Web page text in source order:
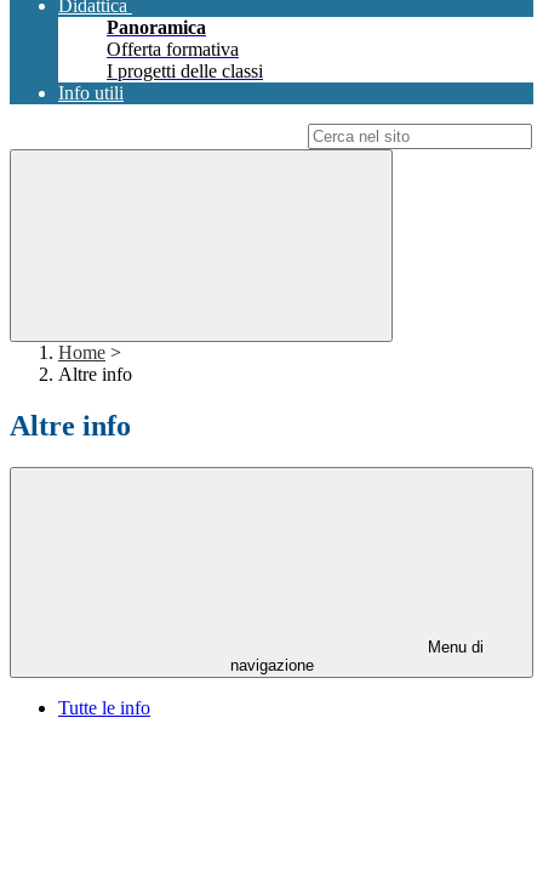
Didattica
Panoramica
Offerta formativa
I progetti delle classi
Info utili
Home >
Altre info
Altre info
Menu di
navigazione
Tutte le info